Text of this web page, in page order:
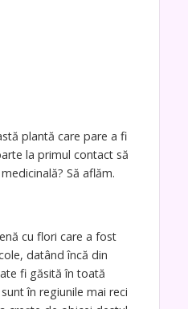
plantă care pare a fi
la primul contact să
Să aflăm.
cu flori care a fost
datând încă din
fi găsită în toată
în regiunile mai reci